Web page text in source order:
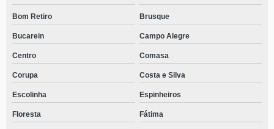
Bom Retiro Brusque
Bucarein Campo Alegre
Centro Comasa
Corupa Costa e Silva
Escolinha Espinheiros
Floresta Fátima